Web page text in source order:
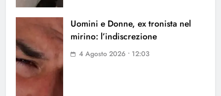
Uomini e Donne, ex tronista nel
mirino: l’indiscrezione
4 Agosto 2026 • 12:03